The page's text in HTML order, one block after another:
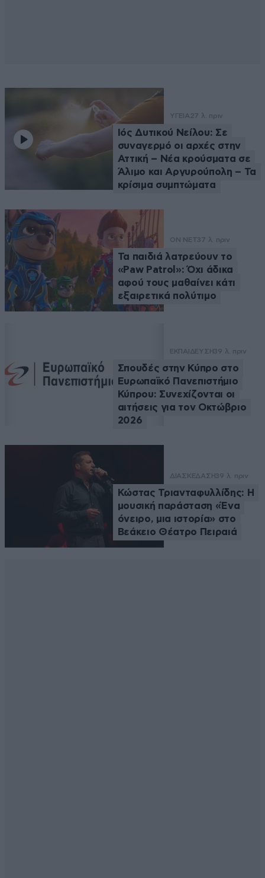
ΥΓΕΙΑ 27 λ. πριν
Ιός Δυτικού Νείλου: Σε
συναγερμό οι αρχές στην
Αττική – Νέα κρούσματα σε
Άλιμο και Αργυρούπολη – Τα
κρίσιμα συμπτώματα
ON NET37 λ. πριν
Τα παιδιά λατρεύουν το
«Paw Patrol»: Όχι άδικα
αφού τους μαθαίνει κάτι
εξαιρετικά πολύτιμο
ΕΚΠΑΙΔΕΥΣΗ39 λ. πριν
Σπουδές στην Κύπρο στο
Ευρωπαϊκό Πανεπιστήμιο
Κύπρου: Συνεχίζονται οι
αιτήσεις για τον Οκτώβριο
2026
ΔΙΑΣΚΕΔΑΣΗ39 λ. πριν
Κώστας Τριανταφυλλίδης: Η
μουσική παράσταση «Ένα
όνειρο, μια ιστορία» στο
Βεάκειο Θέατρο Πειραιά